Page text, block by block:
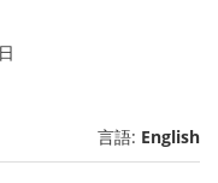
言語: English